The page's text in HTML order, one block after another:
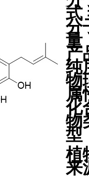
式
分
量
产
纯
物
属
化
物
型
植
来